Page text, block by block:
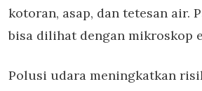
kotoran, asap, dan tetesan air.
bisa dilihat dengan mikroskop
Polusi udara meningkatkan